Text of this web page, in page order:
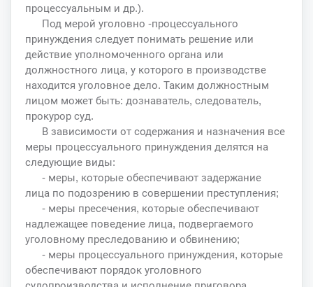
процессуальным и др.).
Под мерой уголовно -процессуального
принуждения следует понимать решение или
действие уполномоченного органа или
должностного лица, у которого в производстве
находится уголовное дело. Таким должностным
лицом может быть: дознаватель, следователь,
прокурор суд.
В зависимости от содержания и назначения все
меры процессуального принуждения делятся на
следующие виды:
- меры, которые обеспечивают задержание
лица по подозрению в совершении преступления;
- меры пресечения, которые обеспечивают
надлежащее поведение лица, подвергаемого
уголовному преследованию и обвинению;
- меры процессуального принуждения, которые
обеспечивают порядок уголовного